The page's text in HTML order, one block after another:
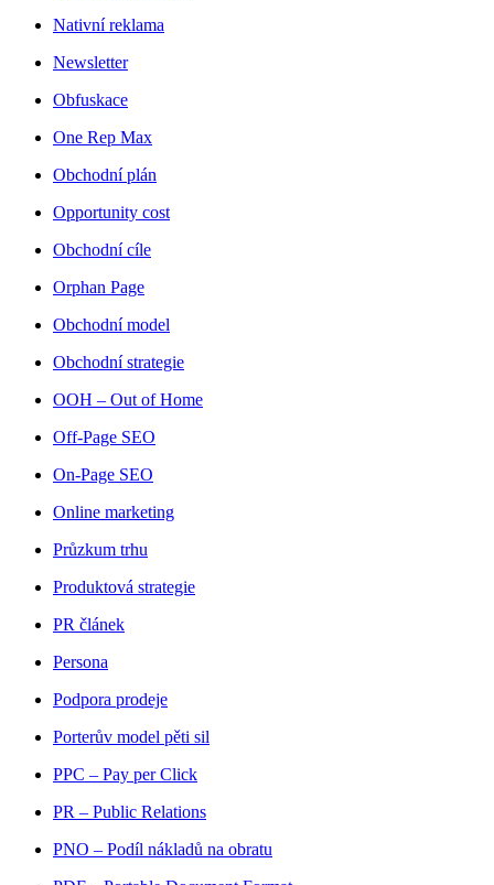
Nativní reklama
Newsletter
Obfuskace
One Rep Max
Obchodní plán
Opportunity cost
Obchodní cíle
Orphan Page
Obchodní model
Obchodní strategie
OOH – Out of Home
Off-Page SEO
On-Page SEO
Online marketing
Průzkum trhu
Produktová strategie
PR článek
Persona
Podpora prodeje
Porterův model pěti sil
PPC – Pay per Click
PR – Public Relations
PNO – Podíl nákladů na obratu